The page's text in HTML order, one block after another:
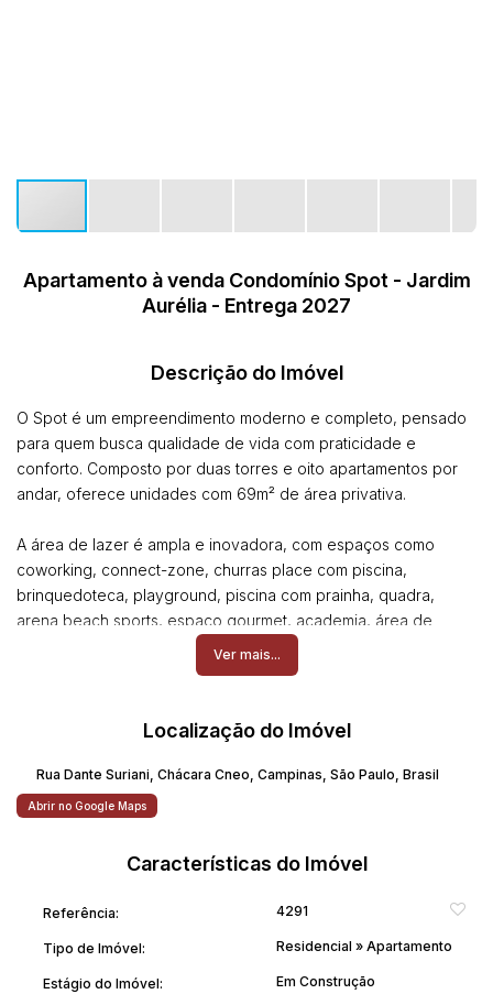
Apartamento à venda Condomínio Spot - Jardim
Aurélia - Entrega 2027
Descrição do Imóvel
O Spot é um empreendimento moderno e completo, pensado
para quem busca qualidade de vida com praticidade e
conforto. Composto por duas torres e oito apartamentos por
andar, oferece unidades com 69m² de área privativa.
A área de lazer é ampla e inovadora, com espaços como
coworking, connect-zone, churras place com piscina,
brinquedoteca, playground, piscina com prainha, quadra,
arena beach sports, espaço gourmet, academia, área de
relaxamento, além de facilidades para o dia a dia como
lavanderia, minimercado e o exclusivo conceito Compartycon
Localizado na Rua Dante Suriani, no Jardim Aurélia, em
Campinas, o Spot está cercado por restaurantes, mercados,
postos de combustível, escolas, academias e diversos outros
serviços.
Previsão de entrega para maio de 2027.
.Valor do contrato :R$ 500.000,00
.Valor da obra : R$ 150.000,00
.Intermediárias : R$10.000,00 -Sempre em Dezembro.
Ver mais...
Localização do Imóvel
Rua Dante Suriani Chácara Cneo Campinas São Paulo Brasil
Abrir no Google Maps
Características do Imóvel
Referência: 4291
Tipo de Imóvel: Residencial » Apartamento
Estágio do Imóvel: Em Construção